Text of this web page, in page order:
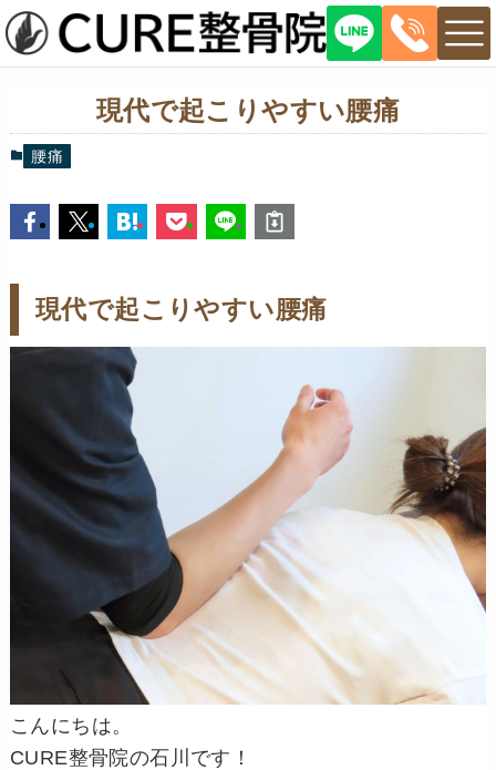
現代で起こりやすい腰痛
腰痛
現代で起こりやすい腰痛
こんにちは。
CURE整骨院の石川です！